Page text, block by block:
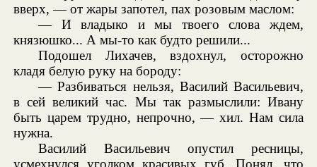
вверх, — от жары запотел, пах розовым маслом:
— И владыко и мы твоего слова ждем,
князюшко... А мы-то как будто решили...
Подошел Лихачев, вздохнул, осторожно
кладя белую руку на бороду:
— Разбиваться нельзя, Василий Васильевич,
в сей великий час. Мы так размыслили: Ивану
быть царем трудно, непрочно, — хил. Нам сила
нужна.
Василий Васильевич опустил ресницы,
усмехнулся уголком красивых губ. Понял, что